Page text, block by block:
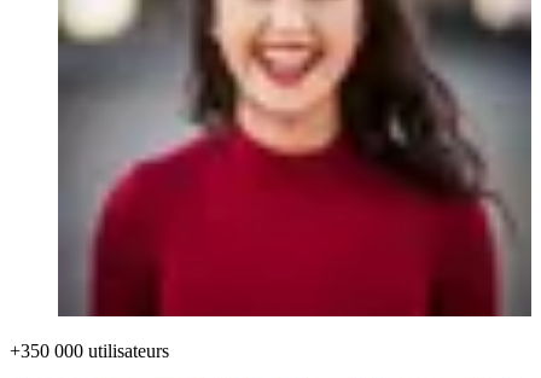
+350 000 utilisateurs